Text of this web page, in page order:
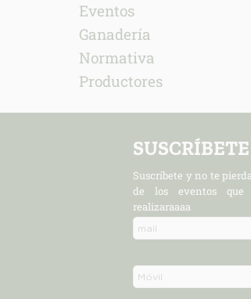
Eventos
Ganadería
Normativa
Productores
SUSCRÍBETE
Suscríbete y no te
de los eventos que
realizaraaaa